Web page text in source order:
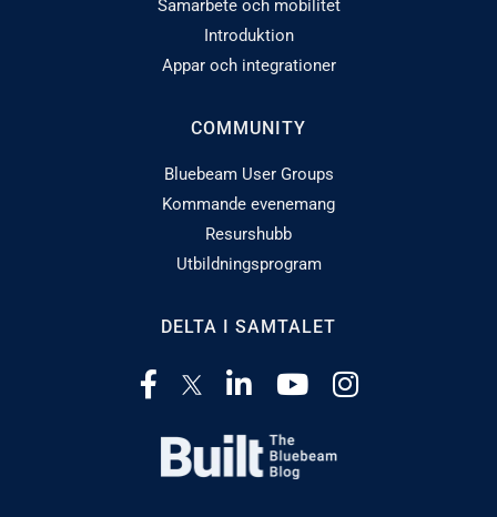
Samarbete och mobilitet
Introduktion
Appar och integrationer
COMMUNITY
Bluebeam User Groups
Kommande evenemang
Resurshubb
Utbildningsprogram
DELTA I SAMTALET